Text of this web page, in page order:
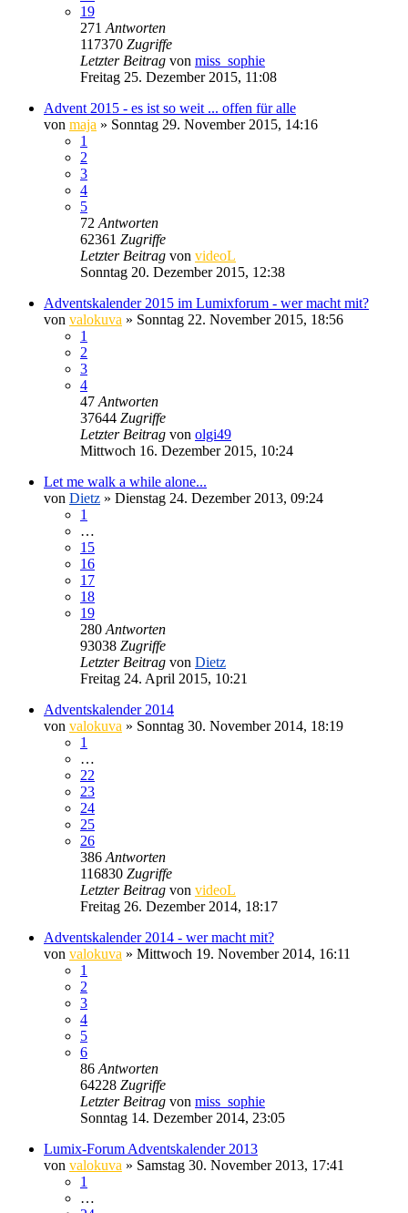
19
271 Antworten
117370 Zugriffe
Letzter Beitrag von miss_sophie
Freitag 25. Dezember 2015, 11:08
Advent 2015 - es ist so weit ... offen für alle
von maja » Sonntag 29. November 2015, 14:16
1
2
3
4
5
72 Antworten
62361 Zugriffe
Letzter Beitrag von videoL
Sonntag 20. Dezember 2015, 12:38
Adventskalender 2015 im Lumixforum - wer macht mit?
von valokuva » Sonntag 22. November 2015, 18:56
1
2
3
4
47 Antworten
37644 Zugriffe
Letzter Beitrag von olgi49
Mittwoch 16. Dezember 2015, 10:24
Let me walk a while alone...
von Dietz » Dienstag 24. Dezember 2013, 09:24
1
…
15
16
17
18
19
280 Antworten
93038 Zugriffe
Letzter Beitrag von Dietz
Freitag 24. April 2015, 10:21
Adventskalender 2014
von valokuva » Sonntag 30. November 2014, 18:19
1
…
22
23
24
25
26
386 Antworten
116830 Zugriffe
Letzter Beitrag von videoL
Freitag 26. Dezember 2014, 18:17
Adventskalender 2014 - wer macht mit?
von valokuva » Mittwoch 19. November 2014, 16:11
1
2
3
4
5
6
86 Antworten
64228 Zugriffe
Letzter Beitrag von miss_sophie
Sonntag 14. Dezember 2014, 23:05
Lumix-Forum Adventskalender 2013
von valokuva » Samstag 30. November 2013, 17:41
1
…